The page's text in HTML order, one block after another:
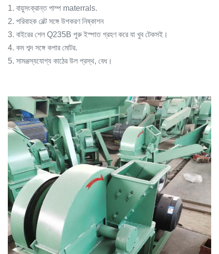
1. বায়ুসংক্রান্ত পাম্প materrals.
2. পরিবাহক বেল্ট সঙ্গে উপকরণ নিষ্কাশন
3. বাইরের শেল Q235B পুরু ইস্পাত গ্রহণ করে যা খুব টেকসই।
4. কম শব্দ সঙ্গে কপার মোটর.
5. সামঞ্জস্যযোগ্য কাঠের উল প্রস্থ, বেধ।